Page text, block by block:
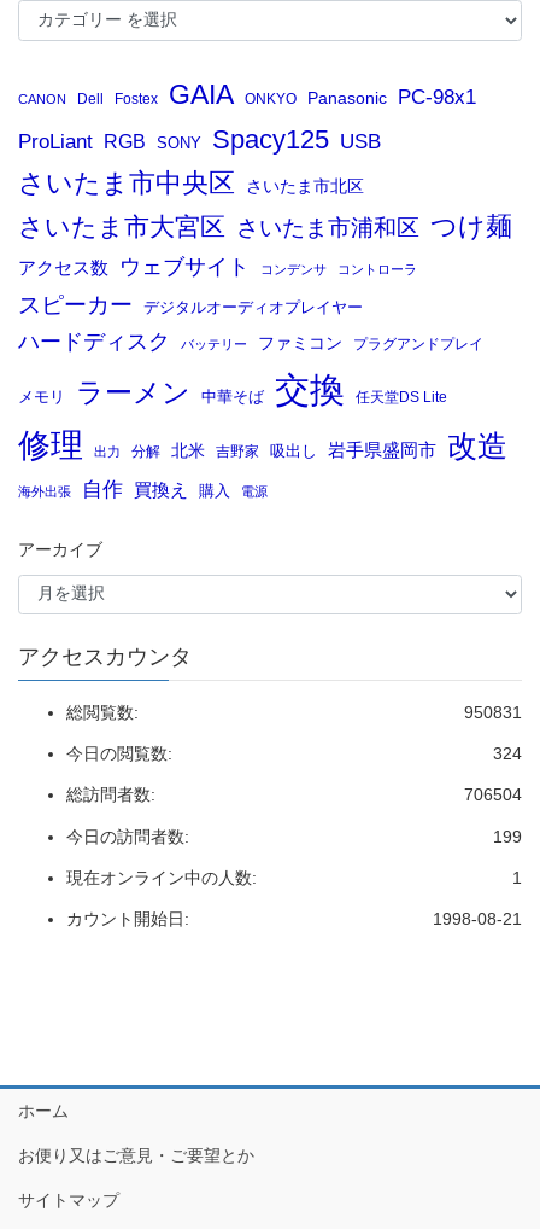
CANON Dell Fostex GAIA ONKYO Panasonic PC-98x1
ProLiant RGB SONY Spacy125 USB
さいたま市中央区 さいたま市北区
さいたま市大宮区 さいたま市浦和区 つけ麺
アクセス数 ウェブサイト コンデンサ コントローラ
スピーカー デジタルオーディオプレイヤー
ハードディスク バッテリー ファミコン プラグアンドプレイ
メモリ ラーメン 中華そば 交換 任天堂DS Lite
修理 出力 分解 北米 吉野家 吸出し 岩手県盛岡市 改造
海外出張 自作 買換え 購入 電源
アーカイブ
アクセスカウンタ
950831
総閲覧数:
324
今日の閲覧数:
706504
総訪問者数:
199
今日の訪問者数:
1
現在オンライン中の人数:
1998-08-21
カウント開始日:
ホーム
お便り又はご意見・ご要望とか
サイトマップ